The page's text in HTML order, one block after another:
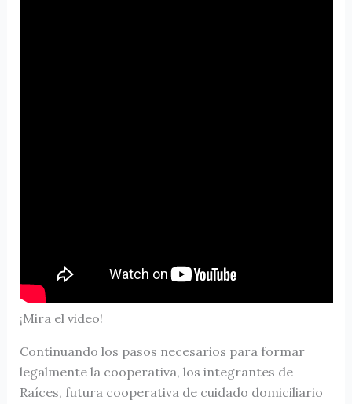
¡Mira el video!
Continuando los pasos necesarios para formar
legalmente la cooperativa, los integrantes de
Raíces, futura cooperativa de cuidado domiciliario